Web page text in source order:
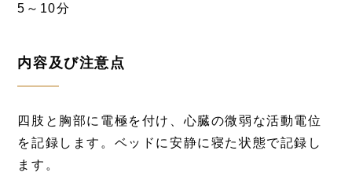
5～10分
内容及び注意点
四肢と胸部に電極を付け、心臓の微弱な活動電位
を記録します。ベッドに安静に寝た状態で記録し
ます。